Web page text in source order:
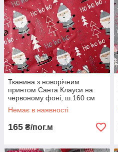
Тканина з новорічним
принтом Санта Клауси на
червоному фоні, ш.160 см
Немає в наявності
165 ₴/пог.м